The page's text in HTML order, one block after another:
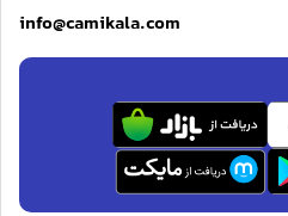
info@camikala.com